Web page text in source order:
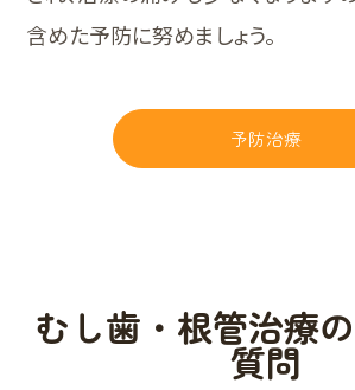
含めた予防に努めましょう。
予防治療
むし歯・根管治療
質問